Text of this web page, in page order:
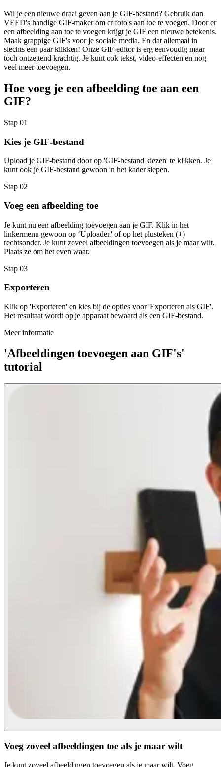
Wil je een nieuwe draai geven aan je GIF-bestand? Gebruik dan
VEED's handige GIF-maker om er foto's aan toe te voegen. Door er
een afbeelding aan toe te voegen krijgt je GIF een nieuwe betekenis.
Maak grappige GIF's voor je sociale media. En dat allemaal in
slechts een paar klikken! Onze GIF-editor is erg eenvoudig maar
toch ontzettend krachtig. Je kunt ook tekst, video-effecten en nog
veel meer toevoegen.
Hoe voeg je een afbeelding toe aan een
GIF?
Stap 01
Kies je GIF-bestand
Upload je GIF-bestand door op 'GIF-bestand kiezen' te klikken. Je
kunt ook je GIF-bestand gewoon in het kader slepen.
Stap 02
Voeg een afbeelding toe
Je kunt nu een afbeelding toevoegen aan je GIF. Klik in het
linkermenu gewoon op ‘Uploaden' of op het plusteken (+)
rechtsonder. Je kunt zoveel afbeeldingen toevoegen als je maar wilt.
Plaats ze om het even waar.
Stap 03
Exporteren
Klik op 'Exporteren' en kies bij de opties voor 'Exporteren als GIF'.
Het resultaat wordt op je apparaat bewaard als een GIF-bestand.
Meer informatie
'Afbeeldingen toevoegen aan GIF's'
tutorial
Voeg zoveel afbeeldingen toe als je maar wilt
Je kunt zoveel afbeeldingen toevoegen als je maar wilt. Voeg